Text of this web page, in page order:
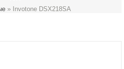
» Invotone DSX218SA